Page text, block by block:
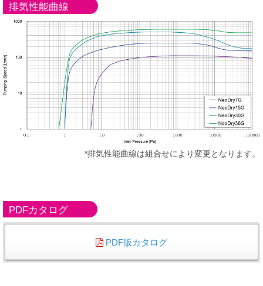
排気性能曲線
*排気性能曲線は組合せにより変更となります。
PDFカタログ
PDF版カタログ